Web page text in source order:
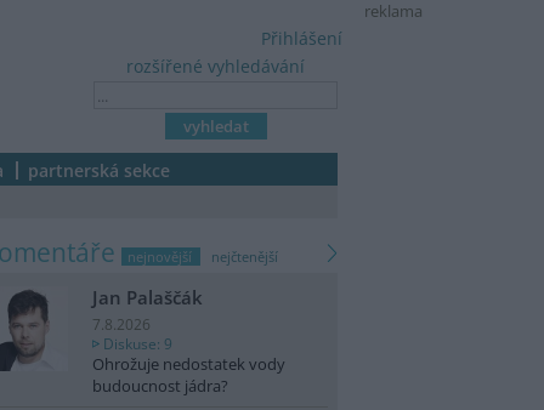
reklama
rozšířené vyhledávání
Přihlášení
partnerská sekce
nejnovější nejčtenější
Jan Palaščák
7.8.2026
Diskuse: 9
Ohrožuje nedostatek vody
budoucnost jádra?